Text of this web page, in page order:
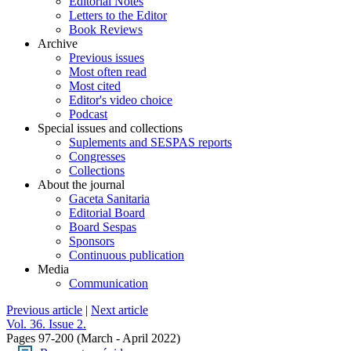
Letters to the Editor
Book Reviews
Archive
Previous issues
Most often read
Most cited
Editor's video choice
Podcast
Special issues and collections
Suplements and SESPAS reports
Congresses
Collections
About the journal
Gaceta Sanitaria
Editorial Board
Board Sespas
Sponsors
Continuous publication
Media
Communication
Previous article | Next article
Vol. 36. Issue 2.
Pages 97-200 (March - April 2022)